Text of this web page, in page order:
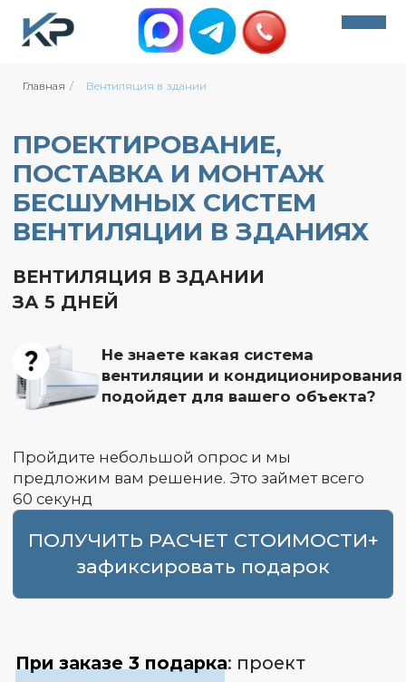
+7 (495) 212-07-78
info@climate-msk.com
400+ оценок
Главная / Вентиляция в здании
БЕСШУМНЫХ СИСТЕМ
ВЕНТИЛЯЦИИ В ЗДАНИЯХ
Бесшумная приточно-
вытяжная вентиляция
на 20% ниже рынка
ПОЛУЧИТЬ РАСЧЕТ СТОИМОСТИ+
зафиксировать подарок
ВЕНТИЛЯЦИЯ В ЗДАНИИ
ЗА 5 ДНЕЙ
При заказе 3 подарка: проект
вентиляции,
фильтры на 5 лет вперед и скидка
60 секунд
вентиляции и кондиционирования
подойдет для вашего объекта?
Обратный звонок
400+ оценок